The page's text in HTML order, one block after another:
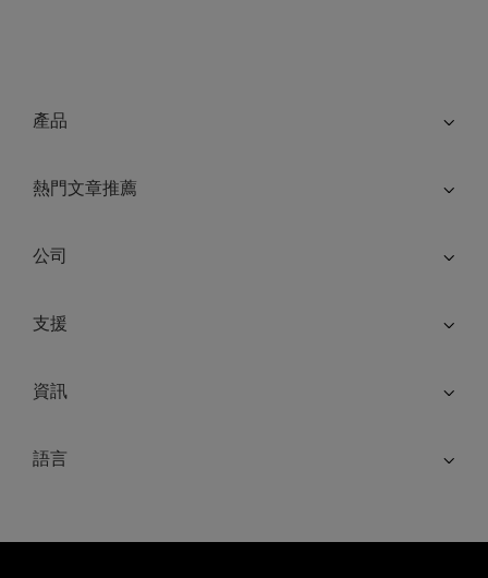
產品
熱門文章推薦
公司
支援
資訊
語言